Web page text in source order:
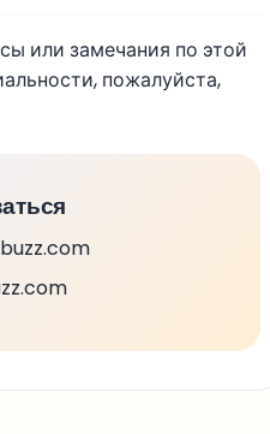
или замечания по этой
пожалуйста,